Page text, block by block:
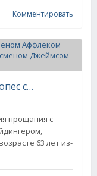
Комментировать
Ким Кардашьян, Дженнифер Лопес с Беном Аффлеком посетили церемонию прощания с бизнесменом Джеймсом Ховардом Райдингером
прощания с
63 лет из-